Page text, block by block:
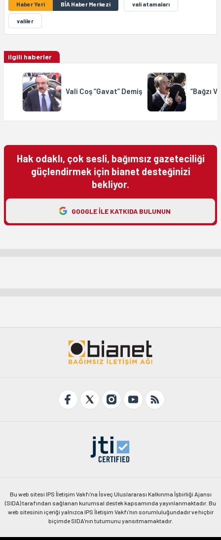
Haber Yeri BİA Haber Merkezi vali atamaları
valiler
ilgili haberler
Vali Coş “Gavat” Demiş “Bağzı
Hak odaklı, çok sesli, bağımsız gazeteciliği
güçlendirmek için bianet desteğinizi
bekliyor.
GOOGLE ILE KATKIDA BULUNUN
Bu web sitesi IPS İletişim Vakfı'na İsveç Uluslararası Kalkınma İşbirliği Ajansı
(SIDA) tarafından sağlanan kurumsal destek kapsamında yayınlanmaktadır. Bu
web sitesinin içeriği yalnızca IPS İletişim Vakfı'nın sorumluluğundadır ve hiçbir
biçimde SIDA'nın tutumunu yansıtmamaktadır.